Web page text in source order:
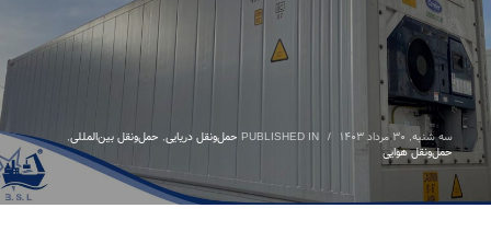
سه شنبه, ۳۰ مرداد ۱۴۰۳ /
PUBLISHED IN حمل‌ونقل دریایی, حمل‌ونقل بین‌المللی,
حمل‌ونقل هوایی